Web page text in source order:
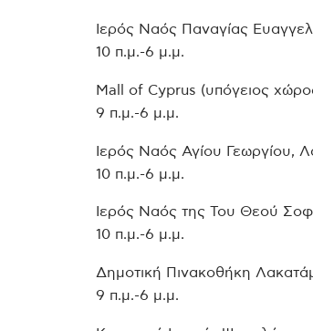
Ιερός Ναός Παναγίας
10 π.μ.-6 μ.μ.
Mall of Cyprus (υπόγειος
9 π.μ.-6 μ.μ.
Ιερός Ναός Αγίου Γεωργίου,
10 π.μ.-6 μ.μ.
Ιερός Ναός της Του Θεού
10 π.μ.-6 μ.μ.
Δημοτική Πινακοθήκη
9 π.μ.-6 μ.μ.